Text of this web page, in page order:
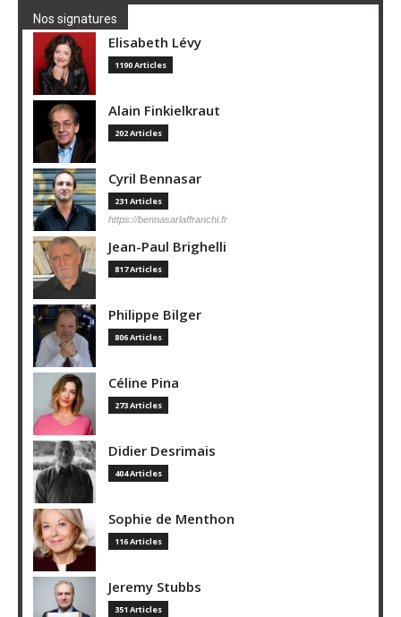
Nos signatures
Elisabeth Lévy
1190 Articles
Alain Finkielkraut
202 Articles
Cyril Bennasar
231 Articles
https://bennasarlaffranchi.fr
Jean-Paul Brighelli
817 Articles
Philippe Bilger
806 Articles
Céline Pina
273 Articles
Didier Desrimais
404 Articles
Sophie de Menthon
116 Articles
Jeremy Stubbs
351 Articles